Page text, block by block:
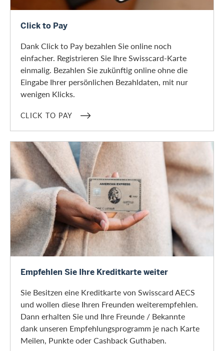
Click to Pay
Click to Pay
Dank Click to Pay bezahlen Sie online noch
einfacher. Registrieren Sie Ihre Swisscard-Karte
einmalig. Bezahlen Sie zukünftig online ohne die
Eingabe Ihrer persönlichen Bezahldaten, mit nur
wenigen Klicks.
CLICK TO PAY
Weiterempfehlen
Empfehlen Sie Ihre Kreditkarte weiter
Sie Besitzen eine Kreditkarte von Swisscard AECS
und wollen diese Ihren Freunden weiterempfehlen.
Dann erhalten Sie und Ihre Freunde / Bekannte
dank unseren Empfehlungsprogramm je nach Karte
Meilen, Punkte oder Cashback Guthaben.